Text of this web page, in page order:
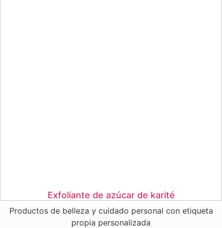
Exfoliante de azúcar de karité
Productos de belleza y cuidado personal con etiqueta
propia personalizada